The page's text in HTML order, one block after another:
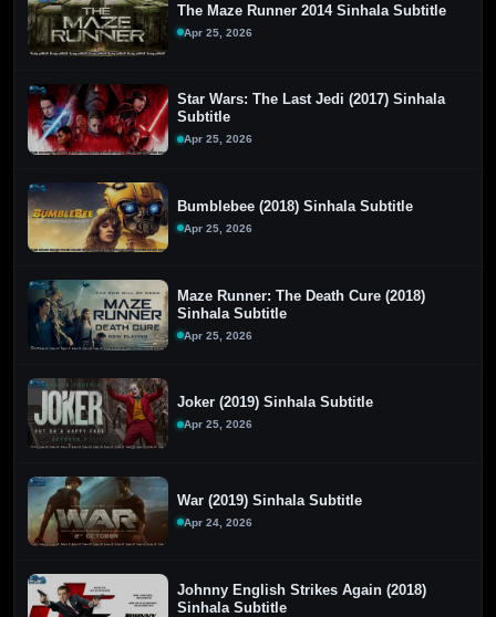
The Maze Runner 2014 Sinhala Subtitle
Apr 25, 2026
Star Wars: The Last Jedi (2017) Sinhala
Subtitle
Apr 25, 2026
Bumblebee (2018) Sinhala Subtitle
Apr 25, 2026
Maze Runner: The Death Cure (2018)
Sinhala Subtitle
Apr 25, 2026
Joker (2019) Sinhala Subtitle
Apr 25, 2026
War (2019) Sinhala Subtitle
Apr 24, 2026
Johnny English Strikes Again (2018)
Sinhala Subtitle